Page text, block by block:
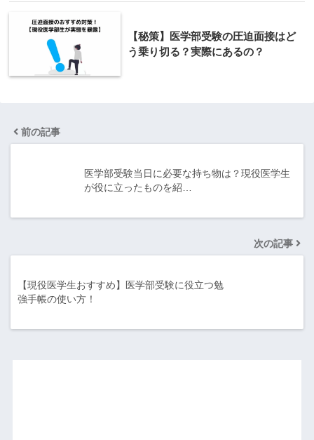
【秘策】医学部受験の圧迫面接はど
う乗り切る？実際にあるの？
前の記事
医学部受験当日に必要な持ち物は？現役医学生
が役に立ったものを紹…
次の記事
【現役医学生おすすめ】医学部受験に役立つ勉
強手帳の使い方！